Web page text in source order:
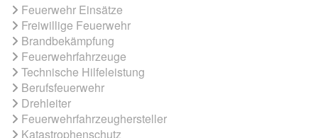
Feuerwehr Einsätze
Freiwillige Feuerwehr
Brandbekämpfung
Feuerwehrfahrzeuge
Technische Hilfeleistung
Berufsfeuerwehr
Drehleiter
Feuerwehrfahrzeughersteller
Katastrophenschutz